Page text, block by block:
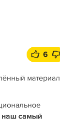
6
материал
наш самый